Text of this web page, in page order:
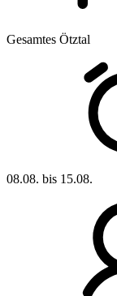
Gesamtes Ötztal
08.08. bis 15.08.